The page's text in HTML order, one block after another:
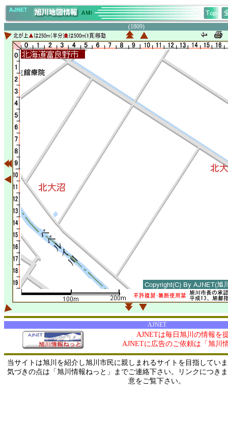
(1809)
AJNET
AJNETは毎日旭川の情報を
AJNETに広告のご依頼は「旭川
当サイトは旭川を紹介し旭川市民に親しまれるサイトを目指してい
気づきの点は「旭川情報ねっと」までご連絡下さい。リンクにつき
意をご覧下さい。